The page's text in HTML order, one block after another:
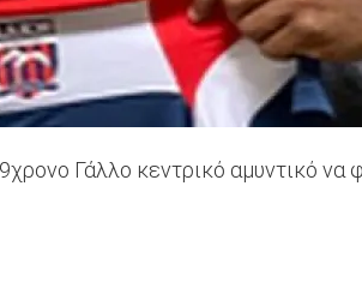
Γάλλο κεντρικό αμυντικό να